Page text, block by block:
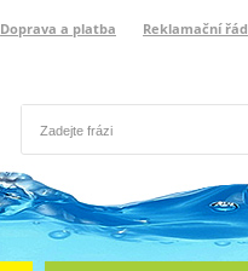
Doprava a platba Reklamační řád